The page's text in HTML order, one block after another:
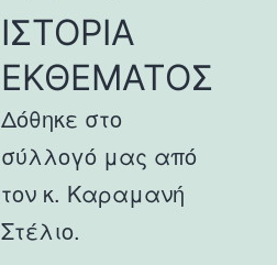
ΙΣΤΟΡΙΑ
ΕΚΘΕΜΑΤΟΣ
Δόθηκε στο
σύλλογό μας από
τον κ. Καραμανή
Στέλιο.